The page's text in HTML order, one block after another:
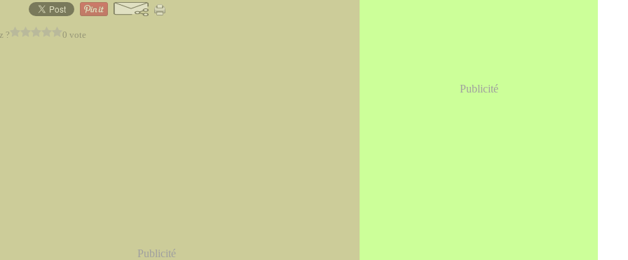
? 0 vote
Publicité
Publicité